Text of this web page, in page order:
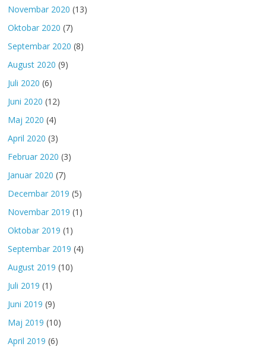
Novembar 2020 (13)
Oktobar 2020 (7)
Septembar 2020 (8)
August 2020 (9)
Juli 2020 (6)
Juni 2020 (12)
Maj 2020 (4)
April 2020 (3)
Februar 2020 (3)
Januar 2020 (7)
Decembar 2019 (5)
Novembar 2019 (1)
Oktobar 2019 (1)
Septembar 2019 (4)
August 2019 (10)
Juli 2019 (1)
Juni 2019 (9)
Maj 2019 (10)
April 2019 (6)